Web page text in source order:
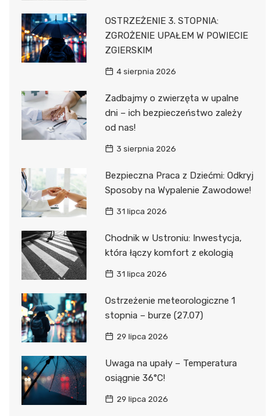
OSTRZEŻENIE 3. STOPNIA:
ZGROŻENIE UPAŁEM W POWIECIE
ZGIERSKIM
4 sierpnia 2026
Zadbajmy o zwierzęta w upalne
dni – ich bezpieczeństwo zależy
od nas!
3 sierpnia 2026
Bezpieczna Praca z Dziećmi: Odkryj
Sposoby na Wypalenie Zawodowe!
31 lipca 2026
Chodnik w Ustroniu: Inwestycja,
która łączy komfort z ekologią
31 lipca 2026
Ostrzeżenie meteorologiczne 1
stopnia – burze (27.07)
29 lipca 2026
Uwaga na upały – Temperatura
osiągnie 36°C!
29 lipca 2026